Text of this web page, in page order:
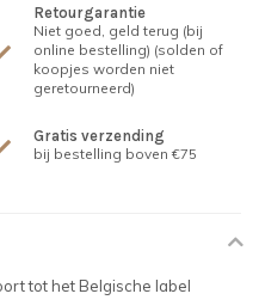
Retourgarantie
Niet goed, geld terug (bij
online bestelling) (solden of
koopjes worden niet
geretourneerd)
Gratis verzending
bij bestelling boven €75
tot het Belgische label